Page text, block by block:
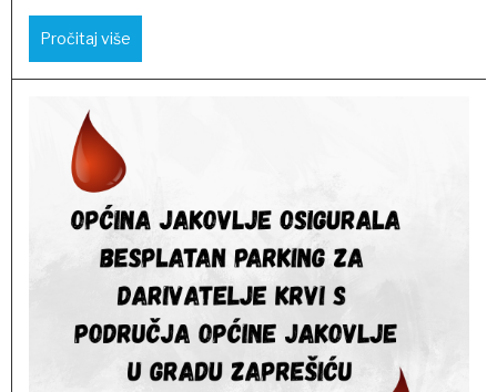
Pročitaj više